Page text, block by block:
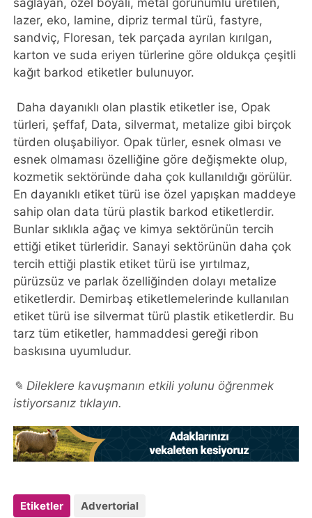
lazer, eko, lamine, dipriz termal türü, fastyre,
sandviç, Floresan, tek parçada ayrılan kırılgan,
karton ve suda eriyen türlerine göre oldukça çeşitli
kağıt barkod etiketler bulunuyor.
Daha dayanıklı olan plastik etiketler ise, Opak
türleri, şeffaf, Data, silvermat, metalize gibi birçok
türden oluşabiliyor. Opak türler, esnek olması ve
esnek olmaması özelliğine göre değişmekte olup,
kozmetik sektöründe daha çok kullanıldığı görülür.
En dayanıklı etiket türü ise özel yapışkan maddeye
sahip olan data türü plastik barkod etiketlerdir.
Bunlar sıklıkla ağaç ve kimya sektörünün tercih
ettiği etiket türleridir. Sanayi sektörünün daha çok
tercih ettiği plastik etiket türü ise yırtılmaz,
pürüzsüz ve parlak özelliğinden dolayı metalize
etiketlerdir. Demirbaş etiketlemelerinde kullanılan
etiket türü ise silvermat türü plastik etiketlerdir. Bu
tarz tüm etiketler, hammaddesi gereği ribon
baskısına uyumludur.
✎ Dileklere kavuşmanın etkili yolunu öğrenmek
istiyorsanız tıklayın.
Etiketler Advertorial